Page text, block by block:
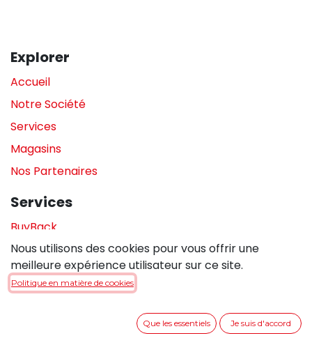
Explorer
Accueil
Notre Société
Services
Magasins
Nos Partenaires
Services
BuyBack
Assistance en magasin
Réparations
Politique de confidentialité
Nous utilisons des cookies pour vous offrir une
meilleure expérience utilisateur sur ce site.
Politique en matière de cookies
Que les essentiels Je suis d'accord